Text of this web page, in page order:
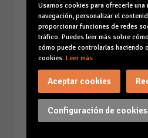
Escucha la entrevista
Usamos cookies para ofrecerle una
navegación, personalizar el
proporcionar funciones de redes
tráfico. Puedes leer más sobre
cómo puede controlarlas haciendo
cookies. Leer más
Configuración de cookies
Aceptar cookies